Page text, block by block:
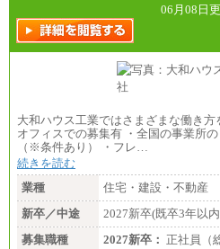
06月08日
大和ハウス工業ではさまざまな働き
オフィスでの募集有 ・全国の事業所
（※条件あり） ・フレ…
続きを読む
業種
住宅・建設・不動産
新卒／中途
2027新卒(既卒3年以
募集職種
2027新卒： 正社員（